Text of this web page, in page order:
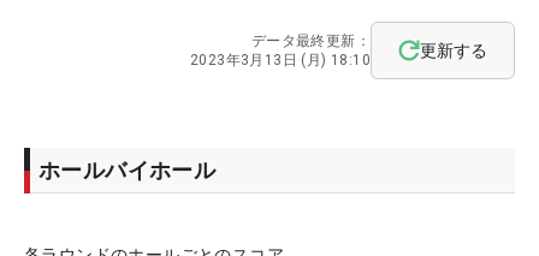
データ最終更新：
2023年3月13日 (月) 18:10
更新する
ホールバイホール